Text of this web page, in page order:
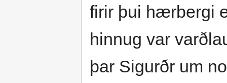
firir þui hærbergi
hinnug var
þar Sigurðr um